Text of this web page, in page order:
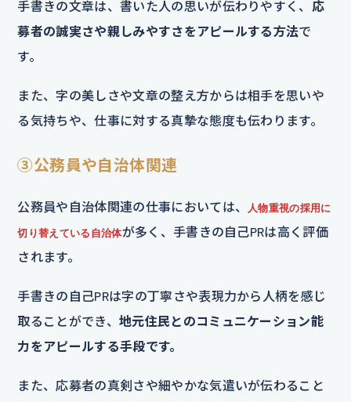
手書きの文章は、書いた人の思いが伝わりやすく、 応
募者の誠実さや親しみやすさをアピールする方法で
す。
また、字の美しさや文章の整え方からは相手を思いや
る気持ちや、仕事に対する真摯な態度も伝わります。
③公務員や自治体関連
公務員や自治体関連の仕事においては、 人物重視の採用に
切り替えている自治体が多く、手書きの自己PRは高く評価
されます。
手書きの自己PRは字の丁寧さや表現力から人柄を感じ
取ることができ、 地元住民とのコミュニケーション能
力をアピールする手段です。
また、応募者の真剣さや細やかな気遣いが伝わること